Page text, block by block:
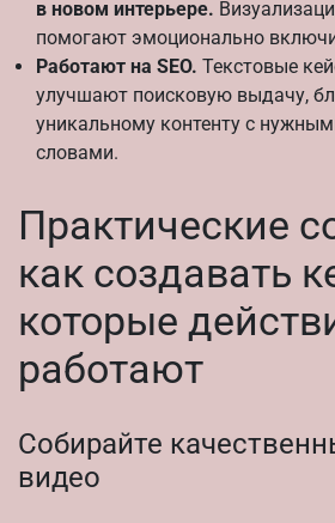
в новом интерьере.
помогают эмоционально
Работают на SEO. Текстовые
улучшают поисковую выдачу,
уникальному контенту с
словами.
Практические
как создавать
которые
работают
Собирайте
видео